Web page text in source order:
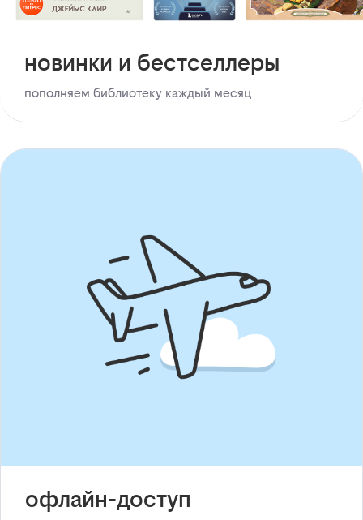
новинки и бестселлеры
пополняем библиотеку каждый месяц
офлайн-доступ